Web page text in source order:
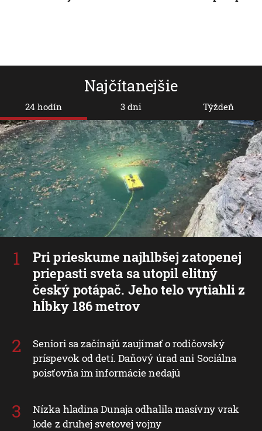
Najčítanejšie
24 hodín
Pri prieskume najhlbšej zatopenej
priepasti sveta sa utopil elitný
český potápač. Jeho telo vytiahli z
hĺbky 186 metrov
Seniori sa začínajú zaujímať o rodičovský
príspevok od detí. Daňový úrad ani Sociálna
poisťovňa im informácie nedajú
Nízka hladina Dunaja odhalila masívny vrak
lode z druhej svetovej vojny
3 dni Týždeň